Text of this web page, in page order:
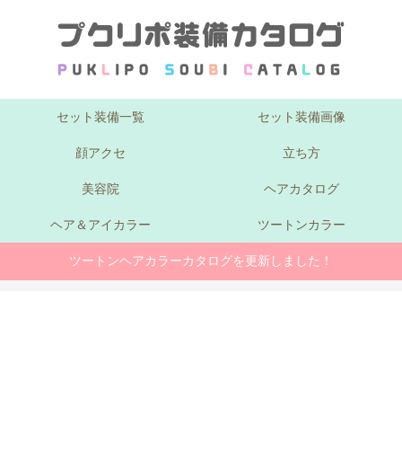
セット装備一覧 セット装備画像
顔アクセ 立ち方
美容院 ヘアカタログ
ヘア＆アイカラー ツートンカラー
ツートンヘアカラーカタログを更新しました！